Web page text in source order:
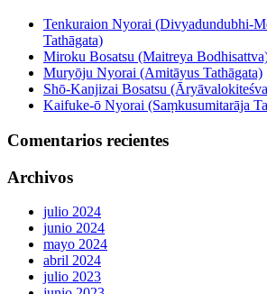
Tenkuraion Nyorai (Divyadundubhi-
Tathāgata)
Miroku Bosatsu (Maitreya
Muryōju Nyorai (Amitāyus Tathāgata)
Shō-Kanjizai Bosatsu
Kaifuke-ō Nyorai (Saṃkusumitarāja
Comentarios recientes
Archivos
julio 2024
junio 2024
mayo 2024
abril 2024
julio 2023